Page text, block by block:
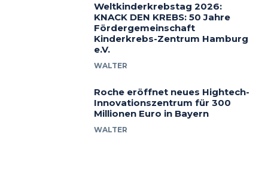
Weltkinderkrebstag 2026:
KNACK DEN KREBS: 50 Jahre
Fördergemeinschaft
Kinderkrebs-Zentrum Hamburg
e.V.
WALTER
Roche eröffnet neues Hightech-
Innovationszentrum für 300
Millionen Euro in Bayern
WALTER